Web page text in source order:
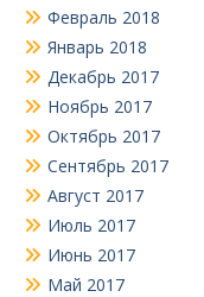
Февраль 2018
Январь 2018
Декабрь 2017
Ноябрь 2017
Октябрь 2017
Сентябрь 2017
Август 2017
Июль 2017
Июнь 2017
Май 2017